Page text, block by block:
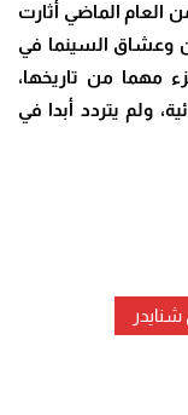
أغسطس من العام الماضي أثارت
وعشاق السينما في
مهما من تاريخها،
ولم يتردد أبدا في